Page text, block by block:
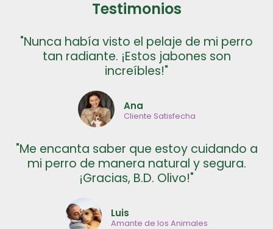
Testimonios
"Nunca había visto el pelaje de mi perro
tan radiante. ¡Estos jabones son
increíbles!"
Ana
Cliente Satisfecha
"Me encanta saber que estoy cuidando a
mi perro de manera natural y segura.
¡Gracias, B.D. Olivo!"
Luis
Amante de los Animales